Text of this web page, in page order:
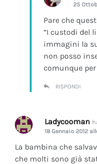
25
Pare che
“I custodi del
immagini la
non posso
comunque
RISPONDI
Ladycooman
18 Gennaio 2012
La bambina che
che molti sono già